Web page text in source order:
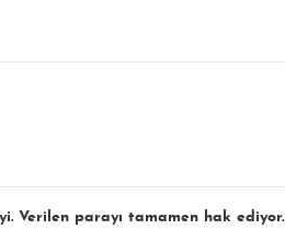
Verilen parayı tamamen hak ediyor.